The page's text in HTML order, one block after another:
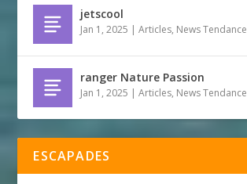
jetscool
Jan 1, 2025 |Articles, News Tendance
ranger Nature Passion
Jan 1, 2025 |Articles, News Tendance
ESCAPADES